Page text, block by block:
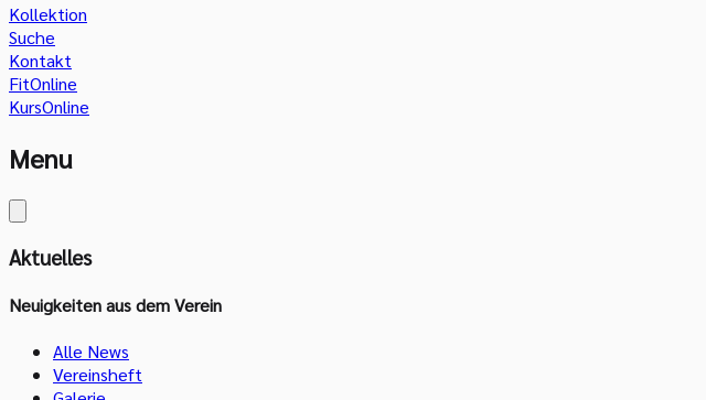
Kollektion
Suche
Kontakt
FitOnline
KursOnline
Menu
Aktuelles
Neuigkeiten aus dem Verein
Alle News
Vereinsheft